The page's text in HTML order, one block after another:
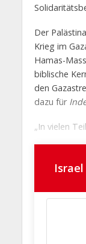
Der
Krieg im
Hamas-
biblische
den
dazu für
„In vielen